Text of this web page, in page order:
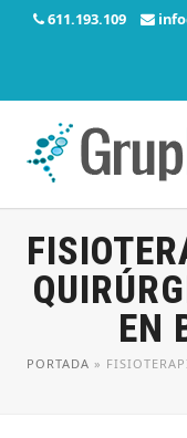
611.193.109
EN
PORTADA »